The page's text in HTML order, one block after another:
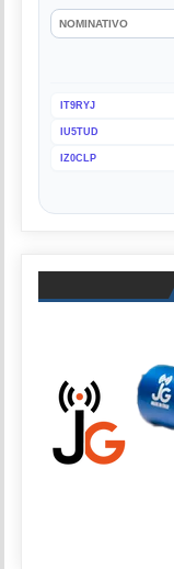
IT9RYJ
IU5TUD
IZ0CLP